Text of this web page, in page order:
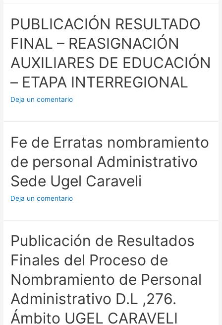
PUBLICACIÓN RESULTADO
FINAL – REASIGNACIÓN
AUXILIARES DE EDUCACIÓN
– ETAPA INTERREGIONAL
Deja un comentario
Fe de Erratas nombramiento
de personal Administrativo
Sede Ugel Caraveli
Deja un comentario
Publicación de Resultados
Finales del Proceso de
Nombramiento de Personal
Administrativo D.L ,276.
Ámbito UGEL CARAVELI